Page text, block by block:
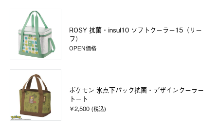
ROSY 抗菌・insul10 ソフトクーラー15（リー
フ）
OPEN価格
ポケモン 氷点下パック抗菌・デザインクーラー
トート
￥2,500 (税込)